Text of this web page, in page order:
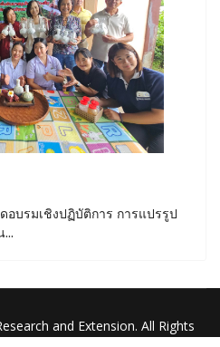
อบรมเชิงปฏิบัติการ การแปรรูป
and Extension. All Rights